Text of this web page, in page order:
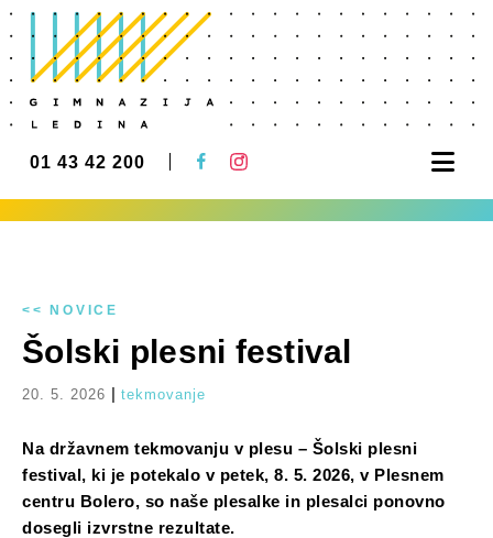
01 43 42 200
<< NOVICE
Šolski plesni festival
20. 5. 2026 | tekmovanje
Na državnem tekmovanju v plesu – Šolski plesni
festival, ki je potekalo v petek, 8. 5. 2026, v Plesnem
centru Bolero, so naše plesalke in plesalci ponovno
dosegli izvrstne rezultate.